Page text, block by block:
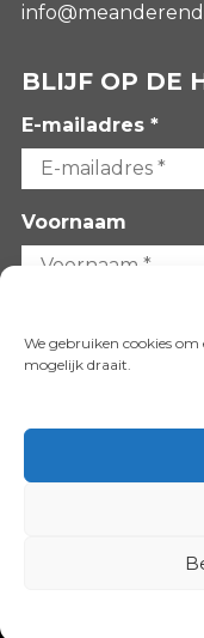
We gebruiken cookies
mogelijk draait.
BLIJF OP DE
E-mailadres *
Voornaam